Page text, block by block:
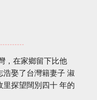
，在家鄉留下比他
娶了台灣籍妻子 淑
探望闊別四十 年的